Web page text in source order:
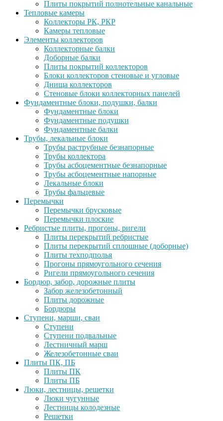
Плиты покрытий полнотельные канальные
Тепловые камеры
Коллекторы РК, РКР
Камеры тепловые
Элементы коллекторов
Коллекторные балки
Доборные балки
Плиты покрытий коллекторов
Блоки коллекторов стеновые и угловые
Днища коллекторов
Стеновые блоки коллекторных панелей
Фундаментные блоки, подушки, балки
Фундаментные блоки
Фундаментные подушки
Фундаментные балки
Трубы, лекальные блоки
Трубы раструбные безнапорные
Трубы коллектора
Трубы асбоцементные безнапорные
Трубы асбоцементные напорные
Лекальные блоки
Трубы фальцевые
Перемычки
Перемычки брусковые
Перемычки плоские
Ребристые плиты, прогоны, ригели
Плиты перекрытий ребристые
Плиты перекрытий сплошные (доборные)
Плиты техподполья
Прогоны прямоугольного сечения
Ригели прямоугольного сечения
Бордюр, забор, дорожные плиты
Забор железобетонный
Плиты дорожные
Бордюры
Ступени, марши, сваи
Ступени
Ступени подвальные
Лестничный марш
Железобетонные сваи
Плиты ПК, ПБ
Плиты ПК
Плиты ПБ
Люки, лестницы, решетки
Люки чугунные
Лестницы колодезные
Решетки